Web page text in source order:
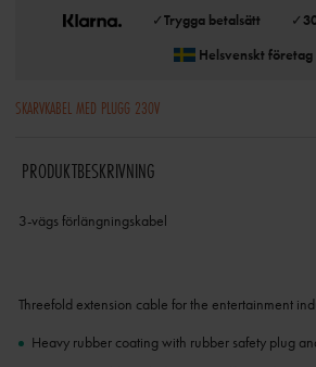
✓Trygga betalsätt ✓
Helsvenskt företag
SKARVKABEL MED PLUGG 230V
PRODUKTBESKRIVNING
3-vägs förlängningskabel
Threefold extension cable for the entertainment
Heavy rubber coating with rubber safety plug